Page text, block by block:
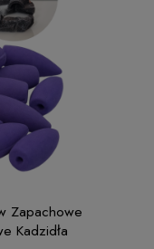
Zapachowe
Kadzidła